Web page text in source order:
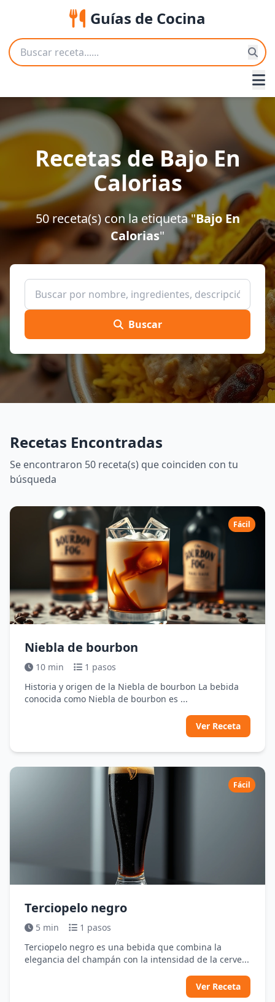
Guías de Cocina
Recetas de Bajo En
Calorias
50 receta(s) con la etiqueta "Bajo En
Calorias"
Buscar
Recetas Encontradas
Se encontraron 50 receta(s) que coinciden con tu
búsqueda
Fácil
Niebla de bourbon
10 min
1 pasos
Historia y origen de la Niebla de bourbon La bebida
conocida como Niebla de bourbon es ...
Ver Receta
Fácil
Terciopelo negro
5 min
1 pasos
Terciopelo negro es una bebida que combina la
elegancia del champán con la intensidad de la cerve...
Ver Receta